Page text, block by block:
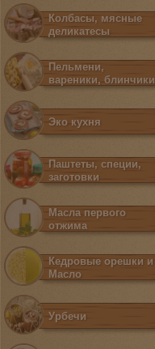
Колбасы, мясные
деликатесы
Пельмени,
вареники, блинчики
Эко кухня
Паштеты, специи,
заготовки
Масла первого
отжима
Кедровые орешки и
Масло
Урбечи